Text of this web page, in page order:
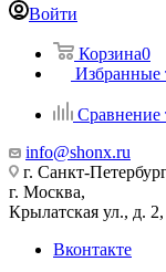
Войти
Корзина0
Избранные
Сравнение
info@shonx.ru
г. Санкт-
г. Москва,
Крылатская ул., д.
Вконтакте